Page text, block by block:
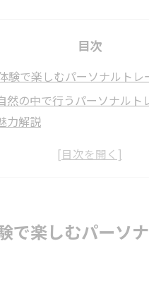
目次
験で楽しむパーソナルトレ
然の中で行うパーソナルト
力解説
心身を整える自然体験型パー
然体験がパーソナルトレー
める理由
で楽しむパーソ